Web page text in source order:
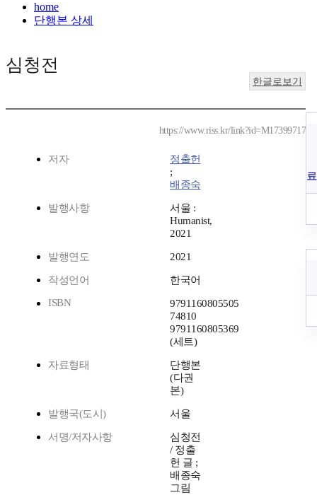
home
단행본 상세
심청전
한글로보기
https://www.riss.kr/link?id=M17399717
저자
정출헌
;
배종숙
발행사항
서울 :
Humanist,
2021
발행연도 2021
작성언어
한국어
ISBN
9791160805505
74810
9791160805369
(세트)
자료형태
단행본
(다권
본)
발행국(도시) 서울
서명/저자사항
심청전
/ 정출
헌 글 ;
배종숙
그림
료